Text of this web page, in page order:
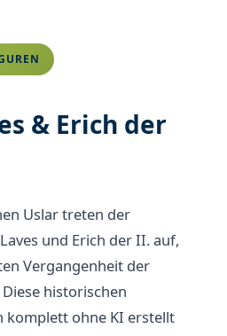
& Erich der
Uslar treten der
und Erich der II. auf,
Vergangenheit der
historischen
komplett ohne KI erstellt